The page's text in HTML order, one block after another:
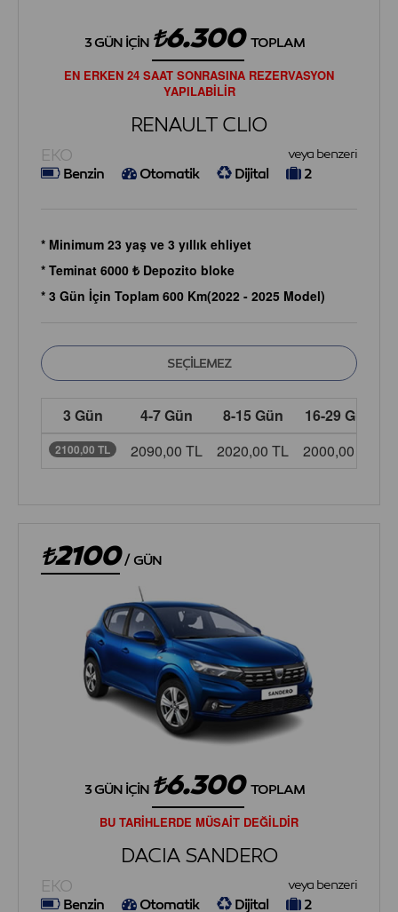
3 GÜN İÇIN 6.300 TOPLAM
EN ERKEN 24 SAAT SONRASINA REZERVASYON
YAPILABİLİR
RENAULT CLIO
EKO veya benzeri
Benzin Otomatik Dijital 2
* Minimum 23 yaş ve 3 yıllık ehliyet
* Teminat 6000 ₺ Depozito bloke
* 3 Gün İçin Toplam 600 Km(2022 - 2025 Model)
3 Gün 4-7 Gün 8-15 Gün 16-29 Gün
2100,00 TL 2090,00 TL 2020,00 TL 2000,00 TL
2100 / GÜN
3 GÜN İÇIN 6.300 TOPLAM
BU TARİHLERDE MÜSAİT DEĞİLDİR
DACIA SANDERO
EKO veya benzeri
Benzin Otomatik Dijital 2